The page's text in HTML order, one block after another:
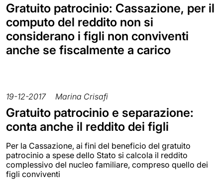
Gratuito patrocinio: Cassazione, per il
computo del reddito non si
considerano i figli non conviventi
anche se fiscalmente a carico
19-12-2017 Marina Crisafi
Gratuito patrocinio e separazione:
conta anche il reddito dei figli
Per la Cassazione, ai fini del beneficio del gratuito
patrocinio a spese dello Stato si calcola il reddito
complessivo del nucleo familiare, compreso quello dei
figli conviventi